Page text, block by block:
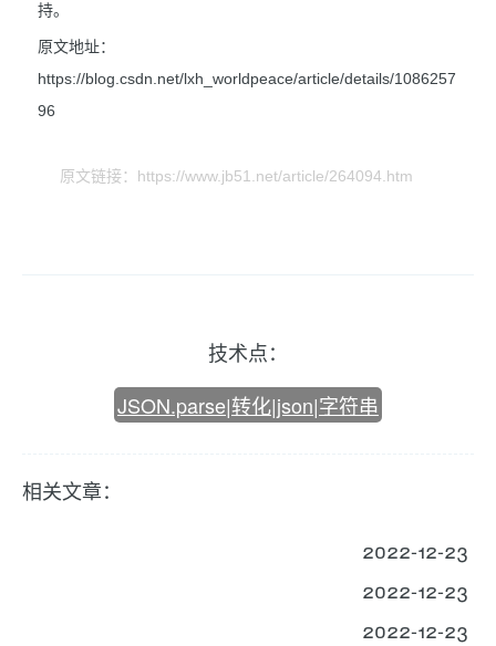
持。
原文地址：
https://blog.csdn.net/lxh_worldpeace/article/details/1086257
96
原文链接：https://www.jb51.net/article/264094.htm
技术点：
JSON.parse|转化|json|字符串
相关文章：
2022-12-23
2022-12-23
2022-12-23